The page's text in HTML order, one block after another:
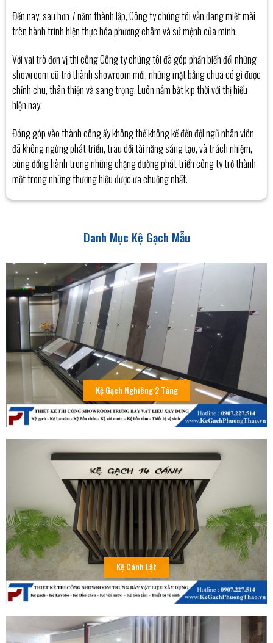
Đến nay, sau hơn 7 năm thành lập, Công ty chúng tôi vẫn đang miệt mài
trên hành trình hiện thực hóa phương châm và sứ mệnh của mình.
Với vai trò đơn vị thi công Công ty chúng tôi đã góp phần biến đổi những
showroom cũ trở thành showroom mới, những mặt bằng chưa có gì được
chỉnh chu, thân thiện và sang trọng. Luôn nắm bắt kịp thời với thị hiếu
hiện nay.
Đóng góp vào thành công ấy không thể không kể đến đội ngũ nhân viên
đã không ngừng phát triển, trau dồi tài năng sáng tạo, và trách nhiệm,
cùng đồng hành trong những chặng đường phát triển công ty trở thành
một trong những thương hiệu được ưa chuộng nhất.
Danh Mục Kệ Gạch Mẫu
Kệ Gạch Nghiêng 2 Tầng
Kệ Cánh Lật